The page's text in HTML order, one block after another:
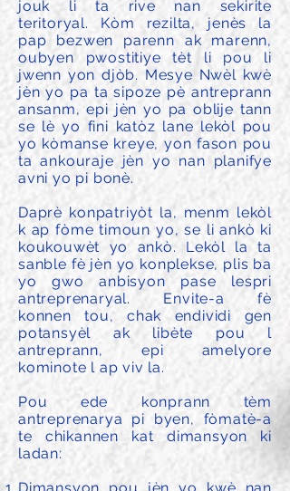
jouk li ta rive nan sekirite
teritoryal. Kòm rezilta, jenès la
pap bezwen parenn ak marenn,
oubyen pwostitiye tèt li pou li
jwenn yon djòb. Mesye Nwèl kwè
jèn yo pa ta sipoze pè antreprann
ansanm, epi jèn yo pa oblije tann
se lè yo fini katòz lane lekòl pou
yo kòmanse kreye, yon fason pou
ta ankouraje jèn yo nan planifye
avni yo pi bonè.
Daprè konpatriyòt la, menm lekòl
k ap fòme timoun yo, se li ankò ki
koukouwèt yo ankò. Lekòl la ta
sanble fè jèn yo konplekse, plis ba
yo gwo anbisyon pase lespri
antreprenaryal. Envite-a fè
konnen tou, chak endividi gen
potansyèl ak libète pou l
antreprann, epi amelyore
kominote l ap viv la.
Pou ede konprann tèm
antreprenarya pi byen, fòmatè-a
te chikannen kat dimansyon ki
ladan: